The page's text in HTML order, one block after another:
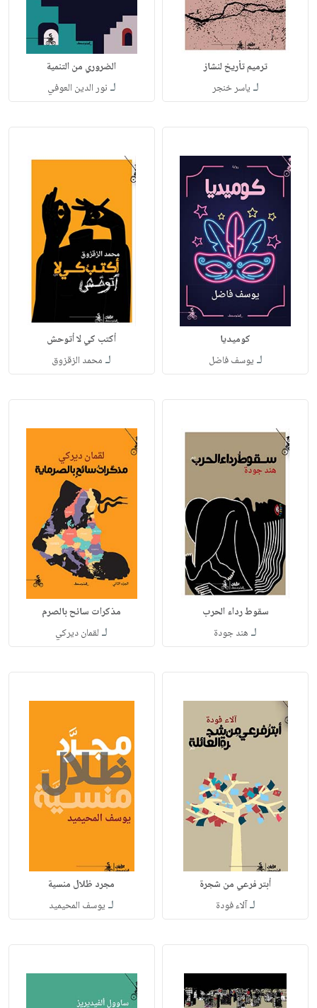
ترميم تأريخ لنشاز
لـ ياسر خنجر
الضروري من التنمية
لـ نور الدين العوفي
كوميديا
لـ يوسف فاضل
أكتب كي لا أتوحش
لـ محمد الزقزوق
سقوط رداء الحرب
لـ هند جودة
مذكرات سائح بالصرم
لـ لقمان ديركي
أبتر فرعي من شجرة
لـآلاء فودة
مجرد ظلال منسية
لـ يوسف المحيميد